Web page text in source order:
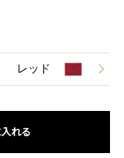
レッド
れる